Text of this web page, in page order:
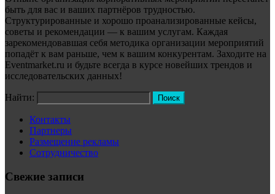
быть для вас и ваших партнёров трудностью.
Структурированные и хорошо проанализированные кейсы,
советы и рекомендации — к вашим услугам. Каждая
зарекомендовавшая себя методика организации мероприятий
попадёт к вам раньше, чем к вашим конкурентам. Заходите на
Eventmarket.ru и будьте всегда в курсе новейших трендов и
исследовательских данных!
Найти:
Контакты
Партнеры
Размещение рекламы
Сотрудничество
Свежие записи